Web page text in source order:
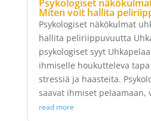
Psykologiset
Miten voit hallita
Psykologiset näkökulmat
hallita peliriippuvuutta
psykologiset syyt
ihmiselle houkutteleva
stressiä ja haasteita.
saavat ihmiset pelaamaan,
read more